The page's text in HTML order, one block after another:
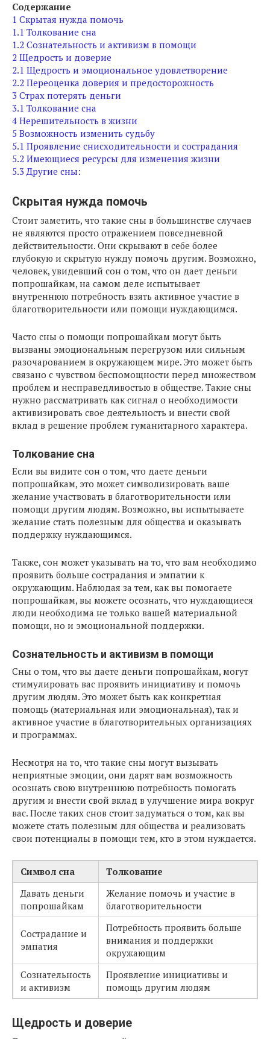
Содержание
1 Скрытая нужда помочь
1.1 Толкование сна
1.2 Сознательность и активизм в помощи
2 Щедрость и доверие
2.1 Щедрость и эмоциональное удовлетворение
2.2 Переоценка доверия и предосторожность
3 Страх потерять деньги
3.1 Толкование сна
4 Нерешительность в жизни
5 Возможность изменить судьбу
5.1 Проявление снисходительности и сострадания
5.2 Имеющиеся ресурсы для изменения жизни
5.3 Другие сны:
Скрытая нужда помочь
Стоит заметить, что такие сны в большинстве случаев
не являются просто отражением повседневной
действительности. Они скрывают в себе более
глубокую и скрытую нужду помочь другим. Возможно,
человек, увидевший сон о том, что он дает деньги
попрошайкам, на самом деле испытывает
внутреннюю потребность взять активное участие в
благотворительности или помощи нуждающимся.
Часто сны о помощи попрошайкам могут быть
вызваны эмоциональным перегрузом или сильным
разочарованием в окружающем мире. Это может быть
связано с чувством беспомощности перед множеством
проблем и несправедливостью в обществе. Такие сны
нужно рассматривать как сигнал о необходимости
активизировать свое деятельность и внести свой
вклад в решение проблем гуманитарного характера.
Толкование сна
Если вы видите сон о том, что даете деньги
попрошайкам, это может символизировать ваше
желание участвовать в благотворительности или
помощи другим людям. Возможно, вы испытываете
желание стать полезным для общества и оказывать
поддержку нуждающимся.
Также, сон может указывать на то, что вам необходимо
проявить больше сострадания и эмпатии к
окружающим. Наблюдая за тем, как вы помогаете
попрошайкам, вы можете осознать, что нуждающиеся
люди необходима не только вашей материальной
помощи, но и эмоциональной поддержки.
Сознательность и активизм в помощи
Сны о том, что вы даете деньги попрошайкам, могут
стимулировать вас проявить инициативу и помочь
другим людям. Это может быть как конкретная
помощь (материальная или эмоциональная), так и
активное участие в благотворительных организациях
и программах.
Несмотря на то, что такие сны могут вызывать
неприятные эмоции, они дарят вам возможность
осознать свою внутреннюю потребность помогать
другим и внести свой вклад в улучшение мира вокруг
вас. После таких снов стоит задуматься о том, как вы
можете стать полезным для общества и реализовать
свои потенциалы в помощи тем, кто в этом нуждается.
Символ сна
Толкование
Давать деньги
попрошайкам
Желание помочь и участие в
благотворительности
Сострадание и
эмпатия
Потребность проявить больше
внимания и поддержки
окружающим
Сознательность
и активизм
Проявление инициативы и
помощь другим людям
Щедрость и доверие